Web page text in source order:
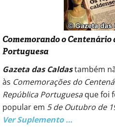
Comemorando o Centenário
Portuguesa
Gazeta das Caldastambém
às Comemorações do
República Portuguesaque foi
popular em 5 de Outubro de
Ver Suplemento …